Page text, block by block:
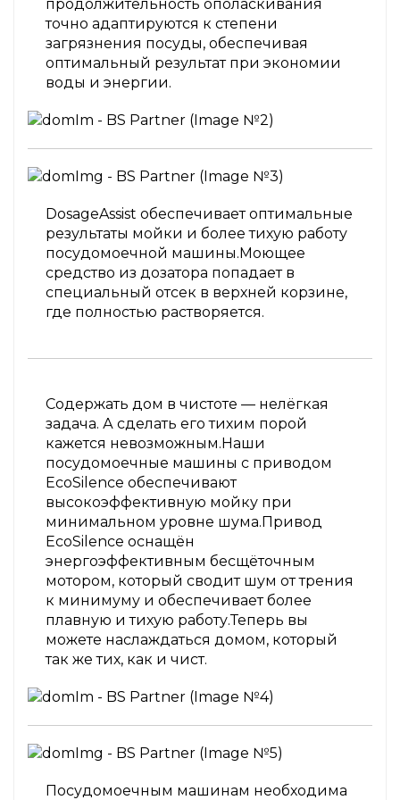
продолжительность ополаскивания
точно адаптируются к степени
загрязнения посуды, обеспечивая
оптимальный результат при экономии
воды и энергии.
DosageAssist обеспечивает оптимальные
результаты мойки и более тихую работу
посудомоечной машины.Моющее
средство из дозатора попадает в
специальный отсек в верхней корзине,
где полностью растворяется.
Содержать дом в чистоте — нелёгкая
задача. А сделать его тихим порой
кажется невозможным.Наши
посудомоечные машины с приводом
EcoSilence обеспечивают
высокоэффективную мойку при
минимальном уровне шума.Привод
EcoSilence оснащён
энергоэффективным бесщёточным
мотором, который сводит шум от трения
к минимуму и обеспечивает более
плавную и тихую работу.Теперь вы
можете наслаждаться домом, который
так же тих, как и чист.
Посудомоечным машинам необходима